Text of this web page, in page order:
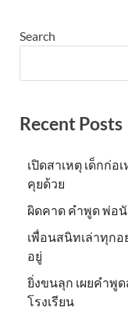
Search
Recent Posts
เปิดสาเหตุ เด็กก่อ
คุยด้วย
ผิดคาด คำพูด พ่อนั
เพื่อนสนิทเล่าทุกอ
อยู่
ยิ่งขนลุก เผยคำพู
โรงเรียน